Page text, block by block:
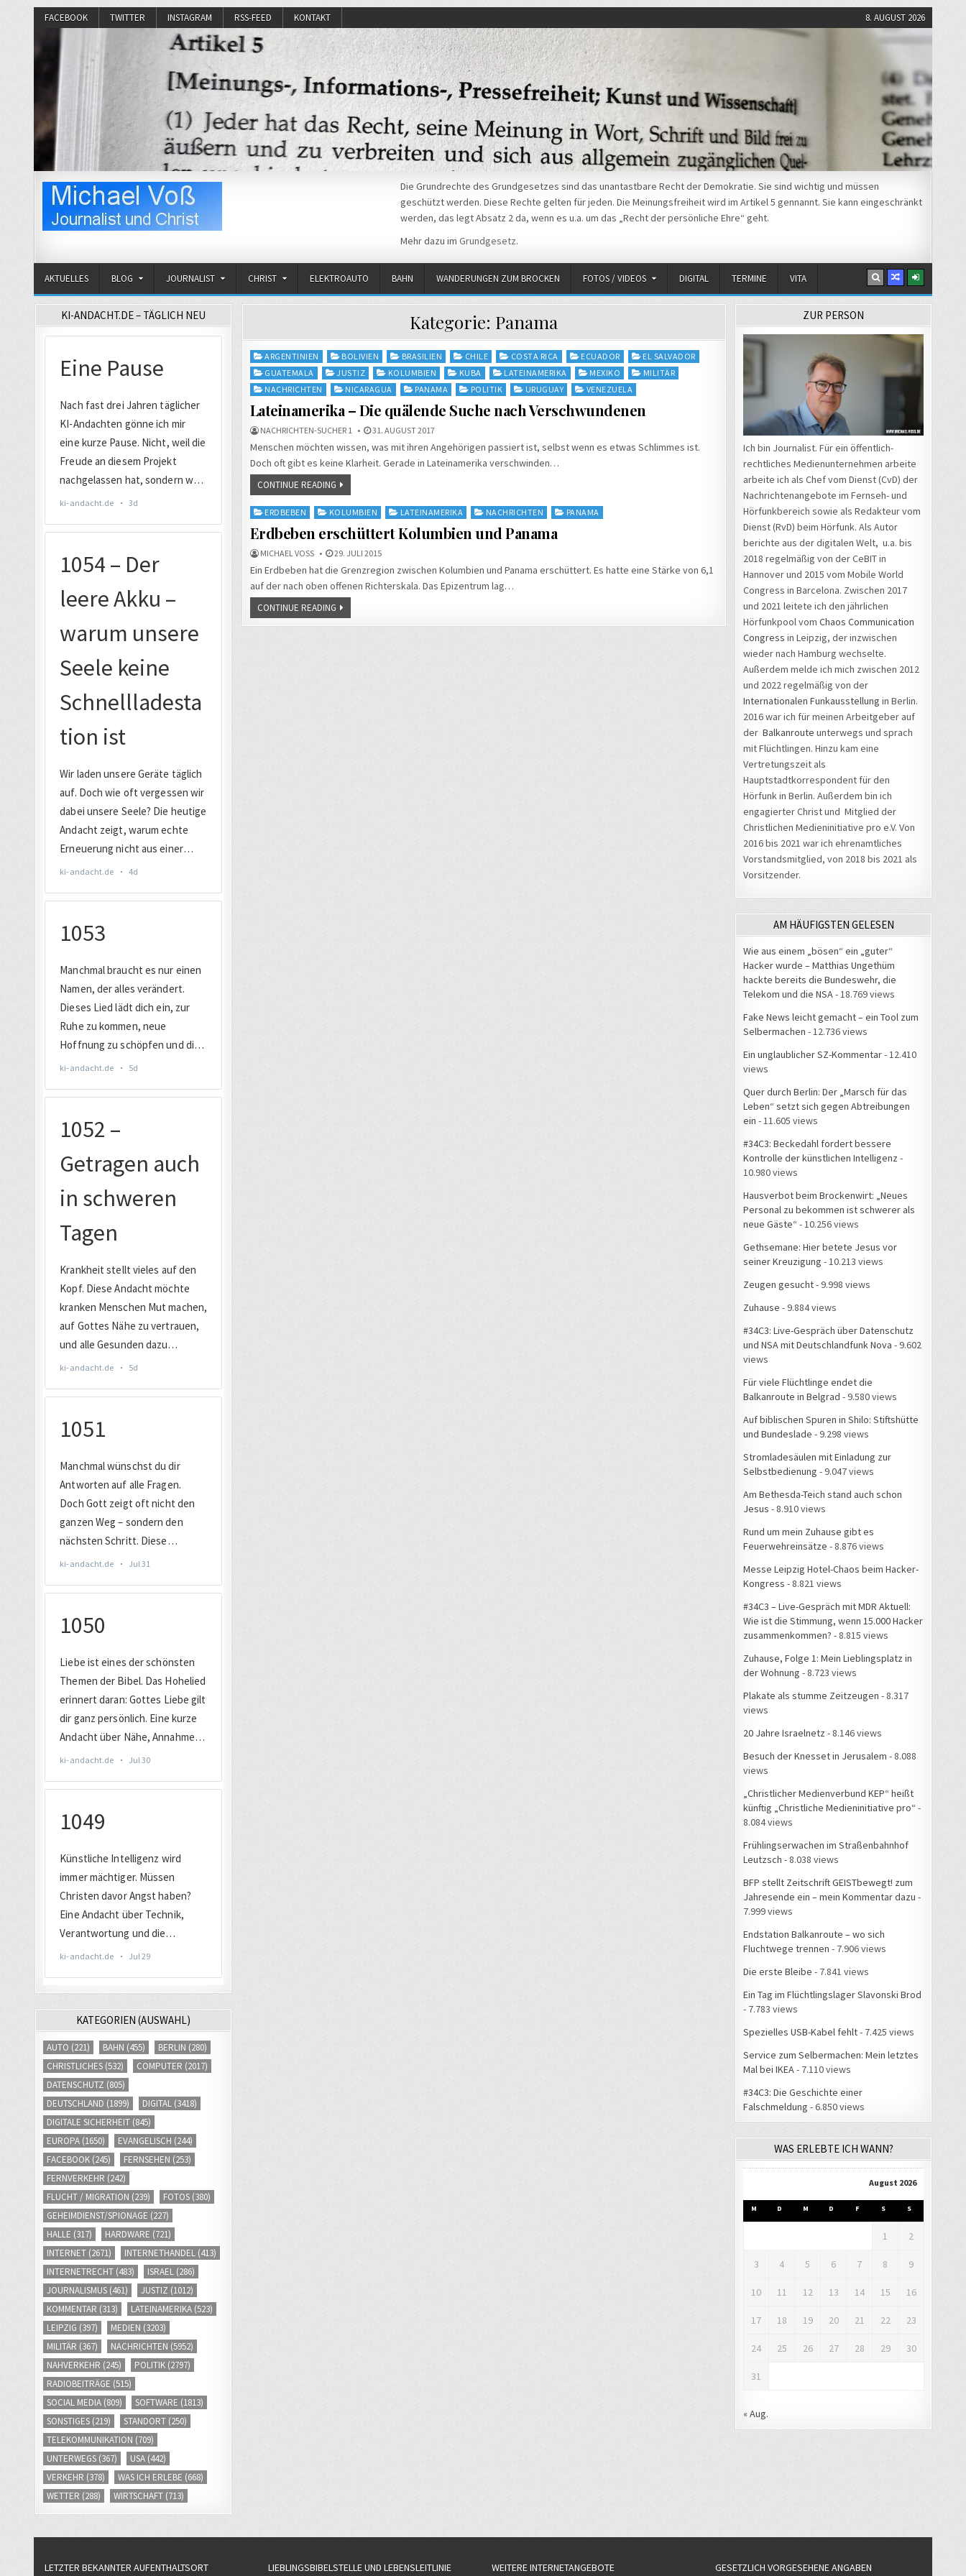
FACEBOOK TWITTER INSTAGRAM RSS-FEED KONTAKT 8. AUGUST 2026
Die Grundrechte des Grundgesetzes sind das unantastbare Recht der Demokratie. Sie sind wichtig und müssen
geschützt werden. Diese Rechte gelten für jeden. Die Meinungsfreiheit wird im Artikel 5 gennannt. Sie kann eingeschränkt
werden, das legt Absatz 2 da, wenn es u.a. um das „Recht der persönliche Ehre“ geht.
Mehr dazu im Grundgesetz.
AKTUELLES BLOG JOURNALIST CHRIST ELEKTROAUTO BAHN WANDERUNGEN ZUM BROCKEN FOTOS / VIDEOS DIGITAL TERMINE VITA
Kategorie: Panama
Posted
in
ARGENTINIEN BOLIVIEN BRASILIEN CHILE COSTA RICA ECUADOR
EL SALVADOR
GUATEMALA
JUSTIZ KOLUMBIEN KUBA LATEINAMERIKA MEXIKO
MILITÄR
NACHRICHTEN
NICARAGUA PANAMA POLITIK URUGUAY VENEZUELA
Lateinamerika – Die quälende Suche nach Verschwundenen
NACHRICHTEN-SUCHER 1 31. AUGUST 2017
Menschen möchten wissen, was mit ihren Angehörigen passiert ist, selbst wenn es etwas Schlimmes ist.
Doch oft gibt es keine Klarheit. Gerade in Lateinamerika verschwinden…
CONTINUE READING
Posted
in
ERDBEBEN KOLUMBIEN LATEINAMERIKA NACHRICHTEN PANAMA
Erdbeben erschüttert Kolumbien und Panama
MICHAEL VOSS 29. JULI 2015
Ein Erdbeben hat die Grenzregion zwischen Kolumbien und Panama erschüttert. Es hatte eine Stärke von 6,1
auf der nach oben offenen Richterskala. Das Epizentrum lag…
CONTINUE READING
KI-ANDACHT.DE – TÄGLICH NEU
KATEGORIEN (AUSWAHL)
AUTO (221) BAHN (455) BERLIN (280)
CHRISTLICHES (532) COMPUTER (2017)
DATENSCHUTZ (805)
DEUTSCHLAND (1899) DIGITAL (3418)
DIGITALE SICHERHEIT (845)
EUROPA (1650) EVANGELISCH (244)
FACEBOOK (245) FERNSEHEN (253)
FERNVERKEHR (242)
FLUCHT / MIGRATION (239) FOTOS (380)
GEHEIMDIENST/SPIONAGE (227)
HALLE (317) HARDWARE (721)
INTERNET (2671) INTERNETHANDEL (413)
INTERNETRECHT (483) ISRAEL (286)
JOURNALISMUS (461) JUSTIZ (1012)
KOMMENTAR (313) LATEINAMERIKA (523)
LEIPZIG (397) MEDIEN (3203)
MILITÄR (367) NACHRICHTEN (5952)
NAHVERKEHR (245) POLITIK (2797)
RADIOBEITRÄGE (515)
SOCIAL MEDIA (809) SOFTWARE (1813)
SONSTIGES (219) STANDORT (250)
TELEKOMMUNIKATION (709)
UNTERWEGS (367) USA (442)
VERKEHR (378) WAS ICH ERLEBE (668)
WETTER (288) WIRTSCHAFT (713)
ZUR PERSON
Ich bin Journalist. Für ein öffentlich-
rechtliches Medienunternehmen arbeite
arbeite ich als Chef vom Dienst (CvD) der
Nachrichtenangebote im Fernseh- und
Hörfunkbereich sowie als Redakteur vom
Dienst (RvD) beim Hörfunk. Als Autor
berichte aus der digitalen Welt, u.a. bis
2018 regelmäßig von der CeBIT in
Hannover und 2015 vom Mobile World
Congress in Barcelona. Zwischen 2017
und 2021 leitete ich den jährlichen
Hörfunkpool vom Chaos Communication
Congress in Leipzig, der inzwischen
wieder nach Hamburg wechselte.
Außerdem melde ich mich zwischen 2012
und 2022 regelmäßig von der
Internationalen Funkausstellung in Berlin.
2016 war ich für meinen Arbeitgeber auf
der Balkanroute unterwegs und sprach
mit Flüchtlingen. Hinzu kam eine
Vertretungszeit als
Hauptstadtkorrespondent für den
Hörfunk in Berlin. Außerdem bin ich
engagierter Christ und Mitglied der
Christlichen Medieninitiative pro e.V. Von
2016 bis 2021 war ich ehrenamtliches
Vorstandsmitglied, von 2018 bis 2021 als
Vorsitzender.
AM HÄUFIGSTEN GELESEN
Wie aus einem „bösen“ ein „guter“
Hacker wurde – Matthias Ungethüm
hackte bereits die Bundeswehr, die
Telekom und die NSA - 18.769 views
Fake News leicht gemacht – ein Tool zum
Selbermachen - 12.736 views
Ein unglaublicher SZ-Kommentar- 12.410
views
Quer durch Berlin: Der „Marsch für das
Leben“ setzt sich gegen Abtreibungen
ein - 11.605 views
#34C3: Beckedahl fordert bessere
Kontrolle der künstlichen Intelligenz -
10.980 views
Hausverbot beim Brockenwirt: „Neues
Personal zu bekommen ist schwerer als
neue Gäste“ - 10.256 views
Gethsemane: Hier betete Jesus vor
seiner Kreuzigung - 10.213 views
Zeugen gesucht- 9.998 views
Zuhause - 9.884 views
#34C3: Live-Gespräch über Datenschutz
und NSA mit Deutschlandfunk Nova - 9.602
views
Für viele Flüchtlinge endet die
Balkanroute in Belgrad - 9.580 views
Auf biblischen Spuren in Shilo: Stiftshütte
und Bundeslade - 9.298 views
Stromladesäulen mit Einladung zur
Selbstbedienung - 9.047 views
Am Bethesda-Teich stand auch schon
Jesus - 8.910 views
Rund um mein Zuhause gibt es
Feuerwehreinsätze - 8.876 views
Messe Leipzig Hotel-Chaos beim Hacker-
Kongress - 8.821 views
#34C3 – Live-Gespräch mit MDR Aktuell:
Wie ist die Stimmung, wenn 15.000 Hacker
zusammenkommen? - 8.815 views
Zuhause, Folge 1: Mein Lieblingsplatz in
der Wohnung - 8.723 views
Plakate als stumme Zeitzeugen - 8.317
views
20 Jahre Israelnetz - 8.146 views
Besuch der Knesset in Jerusalem - 8.088
views
„Christlicher Medienverbund KEP“ heißt
künftig „Christliche Medieninitiative pro“ -
8.084 views
Frühlingserwachen im Straßenbahnhof
Leutzsch - 8.038 views
BFP stellt Zeitschrift GEISTbewegt! zum
Jahresende ein – mein Kommentar dazu -
7.999 views
Endstation Balkanroute – wo sich
Fluchtwege trennen - 7.906 views
Die erste Bleibe - 7.841 views
Ein Tag im Flüchtlingslager Slavonski Brod
- 7.783 views
Spezielles USB-Kabel fehlt- 7.425 views
Service zum Selbermachen: Mein letztes
Mal bei IKEA - 7.110 views
#34C3: Die Geschichte einer
Falschmeldung - 6.850 views
WAS ERLEBTE ICH WANN?
August 2026
M D M D F S S
1 2
3 4 5 6 7 8 9
10 11 12 13 14 15 16
17 18 19 20 21 22 23
24 25 26 27 28 29 30
31
« Aug.
LETZTER BEKANNTER AUFENTHALTSORT LIEBLINGSBIBELSTELLE UND LEBENSLEITLINIE WEITERE INTERNETANGEBOTE GESETZLICH VORGESEHENE ANGABEN